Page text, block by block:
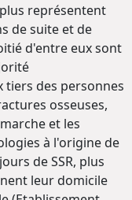
représentent
de suite et de
d'entre eux sont
tiers des personnes
osseuses,
et les
à l'origine de
de SSR, plus
leur domicile